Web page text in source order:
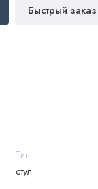
Быстрый заказ
Тип
стул